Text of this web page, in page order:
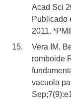
Acad Sci
Publicado
2011.
Vera IM,
romboide
vacuola